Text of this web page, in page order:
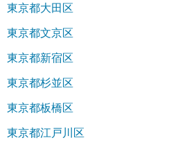
東京都大田区
東京都文京区
東京都新宿区
東京都杉並区
東京都板橋区
東京都江戸川区